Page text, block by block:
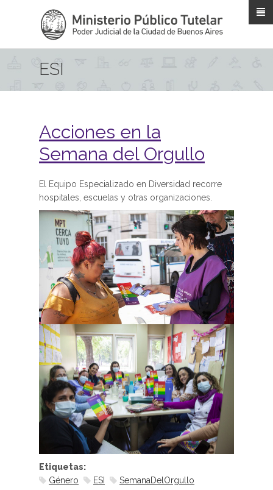
ESI
Acciones en la
Semana del Orgullo
El Equipo Especializado en Diversidad recorre
hospitales, escuelas y otras organizaciones.
Etiquetas:
Género
ESI
SemanaDelOrgullo